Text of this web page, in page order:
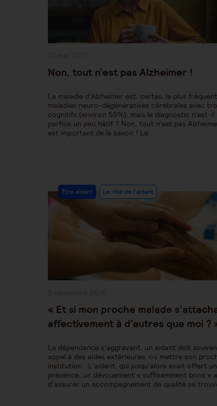
Non, tout n’est pas Alzheimer !
La maladie d’Alzheimer est, certes, la plus
maladies neuro-dégénératives cérébrales avec
cognitifs (environ 55%), mais le diagnostic n’est-il
parfois un peu hâtif ? Non, tout n’est pas
est important de le savoir ! Le…
Post
Category:
Être aidant Le rôle de l'aidant
« Et si mon proche malade
affectivement à d’autres que moi ?
La dépendance s’aggravant, un aidant doit
appel à des aides extérieures, ou mettre son
institution. L’aidant, qui jusqu’alors avait offert
présence, un dévouement « suffisamment bons »
d’assurer un accompagnement de qualité se